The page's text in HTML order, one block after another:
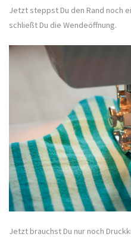
Jetzt steppst Du den Rand noch
schließt Du die Wendeöffnung.
Jetzt brauchst Du nur noch